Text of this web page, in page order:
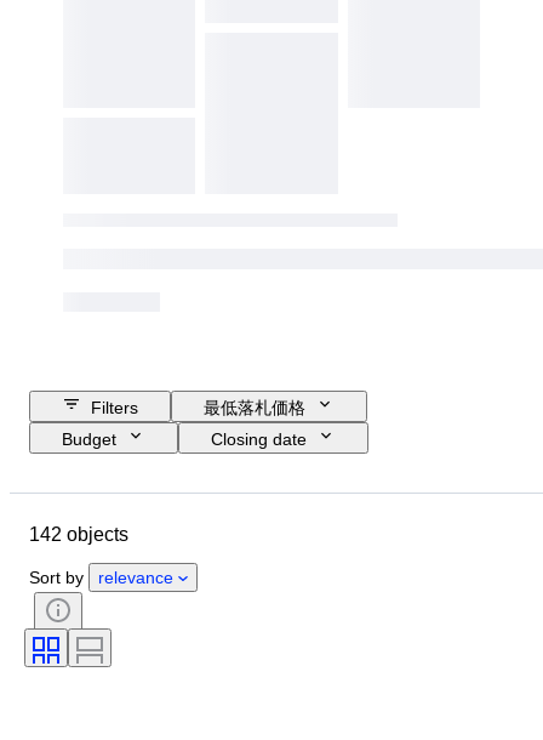
Filters
最低落札価格
Budget
Closing date
コンディション
時代
スタイル
オリジナル/レプリカ
スポーツイベント
サイズ
142 objects
Sort by relevance